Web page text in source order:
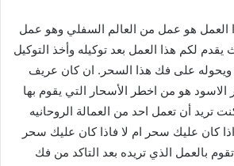
العمل هو عمل من العالم السفلي وهو عمل
يقدم لكم هذا العمل بعد توكيله وأخذ التوكيل
ويحوله على فك هذا السحر. ان كان عريف
هو من اخطر الأسحار التي يقوم بها
تريد أن تعمل احد من العمالة الروحانيه
كان عليك سحر ام لا فاذا كان عليك سحر
تقوم بالعمل الذي تريده بعد التاكد من فك